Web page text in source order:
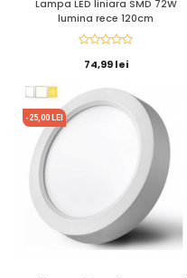
Lampa LED liniara SMD 72W
lumina rece 120cm
74,99 lei
-25,00 LEI